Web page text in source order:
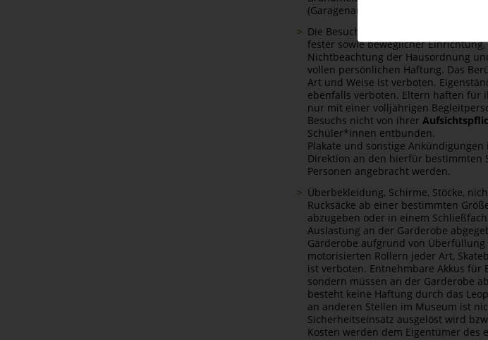
(Garagenausfahrt))
Die Besucher*innen haften für alle
fester sowie beweglicher
Nichtbeachtung der Hausordnung
vollen persönlichen Haftung. Das
Art und Weise ist verboten.
ebenfalls verboten. Eltern haften für
nur mit einer volljährigen
Besuchs nicht von ihrer
Schüler*innen entbunden.
Plakate und sonstige
Direktion an den hierfür bestimmten
Personen angebracht werden.
Überbekleidung, Schirme, Stöcke,
Rucksäcke ab einer bestimmten
abzugeben oder in einem
Auslastung an der Garderobe
Garderobe aufgrund von
motorisierten Rollern jeder Art,
ist verboten. Entnehmbare Akkus
sondern müssen an der Garderobe
besteht keine Haftung durch das
an anderen Stellen im Museum ist
Sicherheitseinsatz ausgelöst wird
Kosten werden dem Eigentümer des